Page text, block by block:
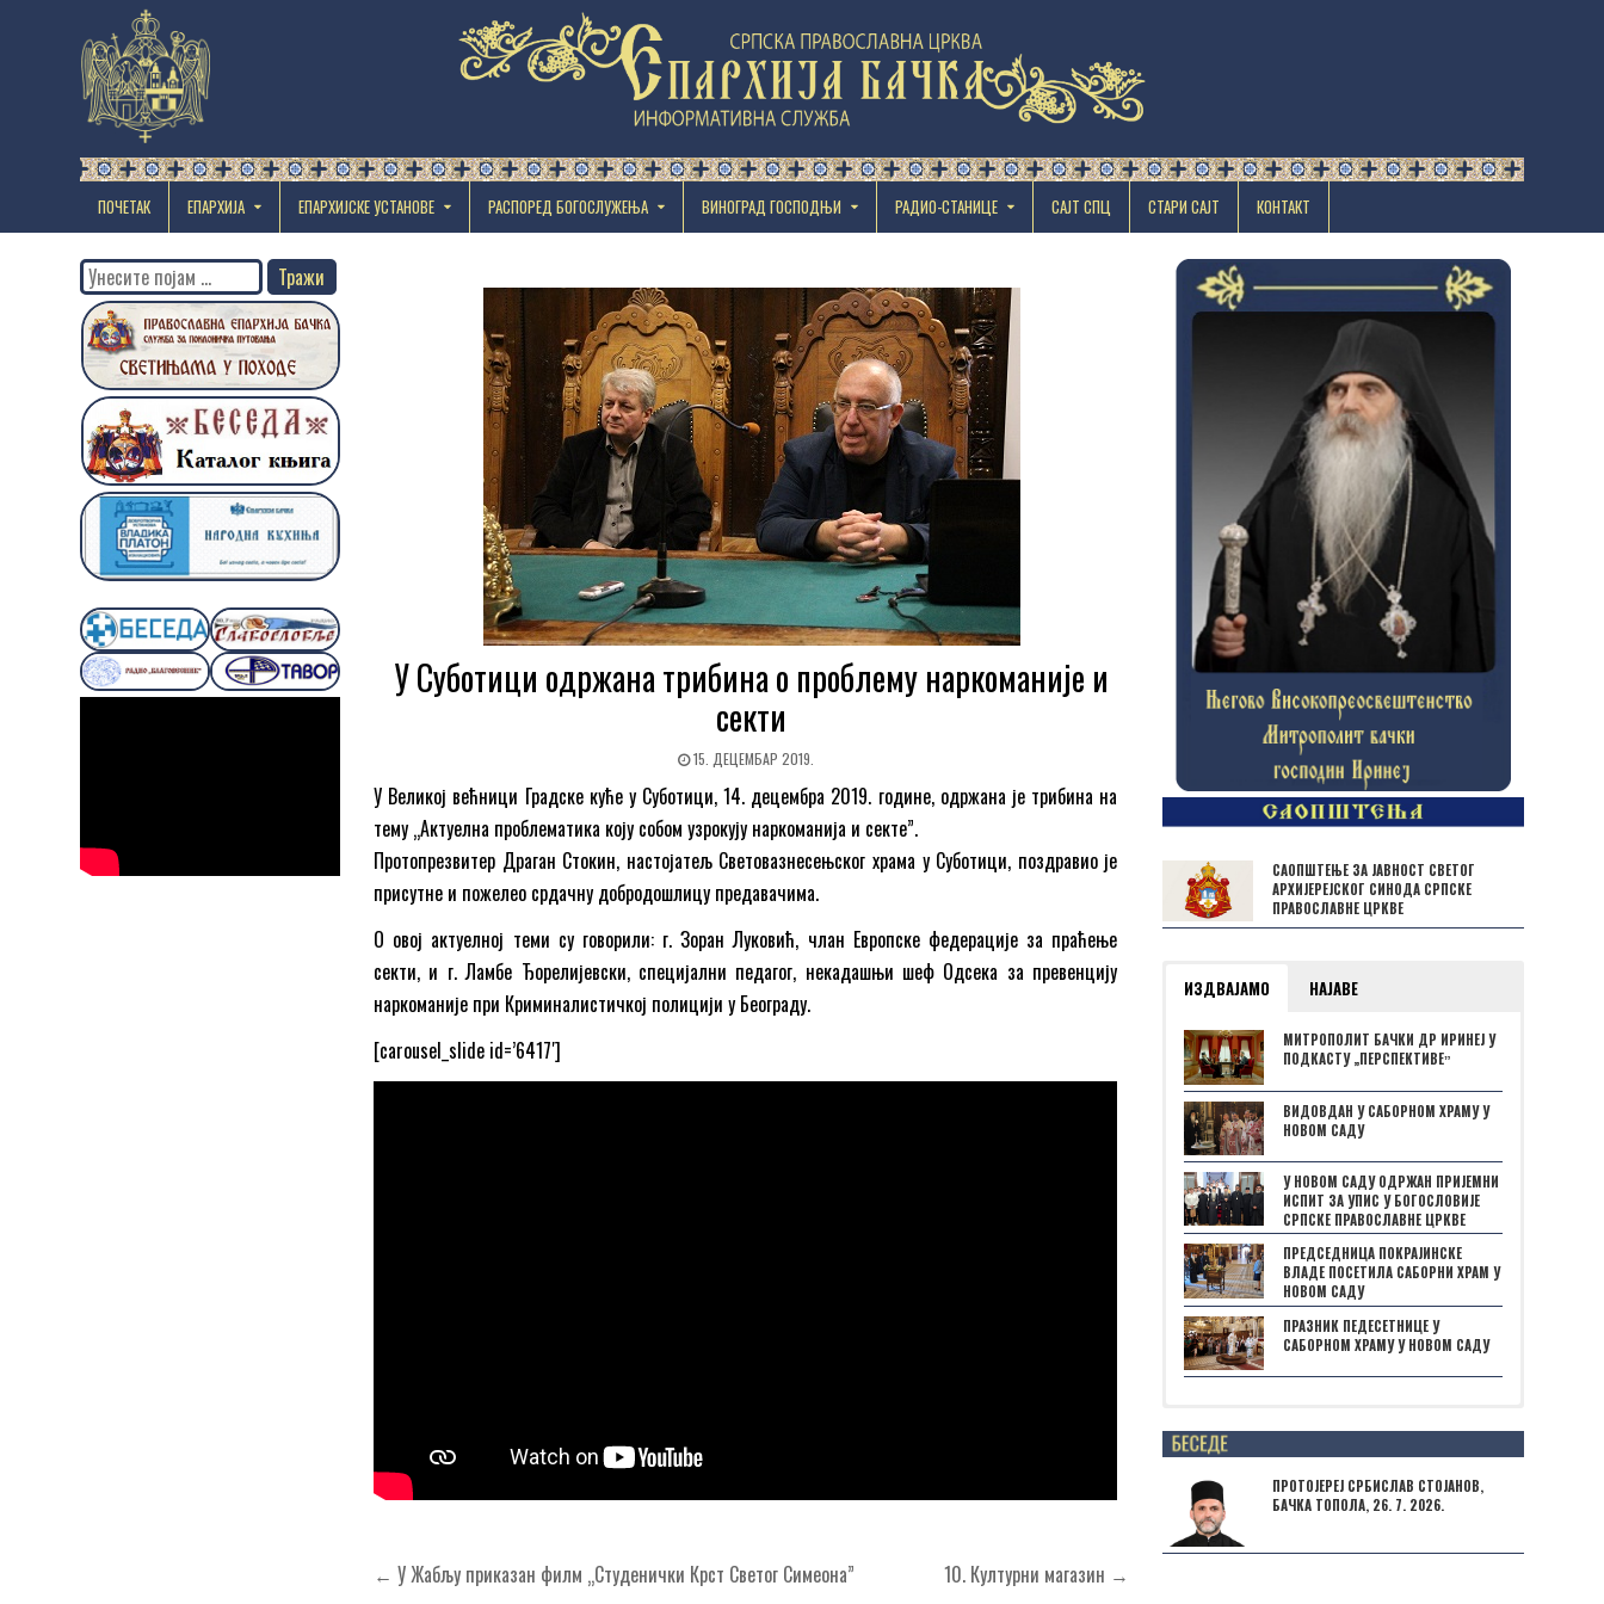
ПОЧЕТАК ЕПАРХИЈА EПАРХИЈСКЕ УСТАНОВЕ РАСПОРЕД БОГОСЛУЖЕЊА ВИНОГРАД ГОСПОДЊИ РАДИО-СТАНИЦЕ САЈТ СПЦ СТАРИ САЈТ КОНТАКТ
У Суботици одржана трибина о проблему наркоманије и
секти
15. ДЕЦЕМБАР 2019.
У Великој већници Градске куће у Суботици, 14. децембра 2019. године, одржана је трибина на
тему „Актуелна проблематика коју собом узрокују наркоманија и секте”.
Протопрезвитер Драган Стокин, настојатељ Световазнесењског храма у Суботици, поздравио је
присутне и пожелео срдачну добродошлицу предавачима.
О овој актуелној теми су говорили: г. Зоран Луковић, члан Европске федерације за праћење
секти, и г. Ламбе Ђорелијевски, специјални педагог, некадашњи шеф Одсека за превенцију
наркоманије при Криминалистичкој полицији у Београду.
[carousel_slide id=’6417′]
Кретање
← У Жабљу приказан филм „Студенички Крст Светог Симеона” 10. Културни магазин →
Search
for:
САОПШТЕЊЕ ЗА ЈАВНОСТ СВЕТОГ
АРХИЈЕРЕЈСКОГ СИНОДА СРПСКЕ
ПРАВОСЛАВНЕ ЦРКВЕ
ИЗДВАЈАМО НАЈАВЕ
МИТРОПОЛИТ БАЧКИ ДР ИРИНЕЈ У
ПОДКАСТУ „ПЕРСПЕКТИВЕˮ
ВИДОВДАН У САБОРНОМ ХРАМУ У
НОВОМ САДУ
У НОВОМ САДУ ОДРЖАН ПРИЈЕМНИ
ИСПИТ ЗА УПИС У БОГОСЛОВИЈЕ
СРПСКЕ ПРАВОСЛАВНЕ ЦРКВЕ
ПРЕДСЕДНИЦА ПОКРАЈИНСКЕ
ВЛАДЕ ПОСЕТИЛА САБОРНИ ХРАМ У
НОВОМ САДУ
ПРАЗНИК ПЕДЕСЕТНИЦЕ У
САБОРНОМ ХРАМУ У НОВОМ САДУ
Posts not found
ПРОТОЈЕРЕЈ СРБИСЛАВ СТОЈАНОВ,
БАЧКА ТОПОЛА, 26. 7. 2026.